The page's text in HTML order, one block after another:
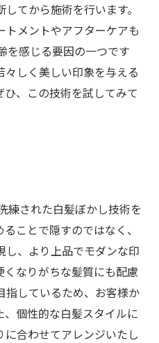
てから施術を行います。
トメントやアフターケアも
を感じる要因の一つです
しく美しい印象を与える
、この技術を試してみて
練された白髪ぼかし技術を
ことで隠すのではなく、
し、より上品でモダンな印
なりがちな髪質にも配慮
指しているため、お客様か
個性的な白髪スタイルに
合わせてアレンジいたし